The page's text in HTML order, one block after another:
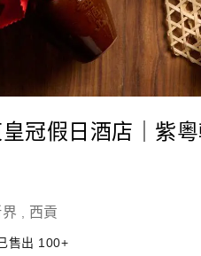
冠假日酒店｜紫
西貢
售出 100+